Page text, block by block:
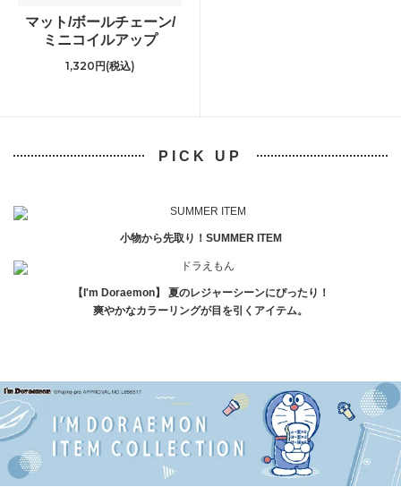
マット/ボールチェーン/
ミニコイルアップ
1,320円(税込)
PICK UP
小物から先取り！SUMMER ITEM
【I'm Doraemon】 夏のレジャーシーンにぴったり！
爽やかなカラーリングが目を引くアイテム。